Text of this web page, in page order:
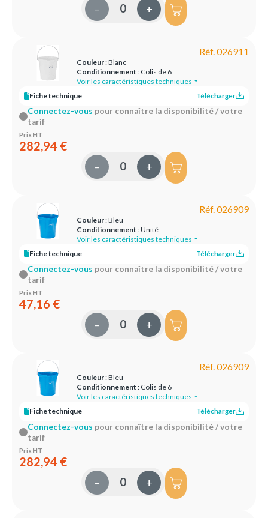
– +
Réf. 026911
Couleur: Blanc
Conditionnement : Colis de 6
Voir les caractéristiques techniques
Fiche technique
Télécharger
Connectez-vous pour connaître la disponibilité / votre
tarif
Prix HT
282,94 €
– +
Réf. 026909
Couleur: Bleu
Conditionnement : Unité
Voir les caractéristiques techniques
Fiche technique
Télécharger
Connectez-vous pour connaître la disponibilité / votre
tarif
Prix HT
47,16 €
– +
Réf. 026909
Couleur: Bleu
Conditionnement : Colis de 6
Voir les caractéristiques techniques
Fiche technique
Télécharger
Connectez-vous pour connaître la disponibilité / votre
tarif
Prix HT
282,94 €
– +